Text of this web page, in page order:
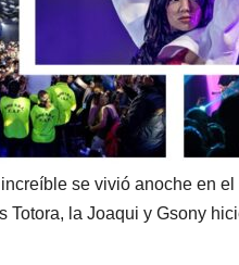
se vivió anoche en
Totora, la Joaqui y Gsony